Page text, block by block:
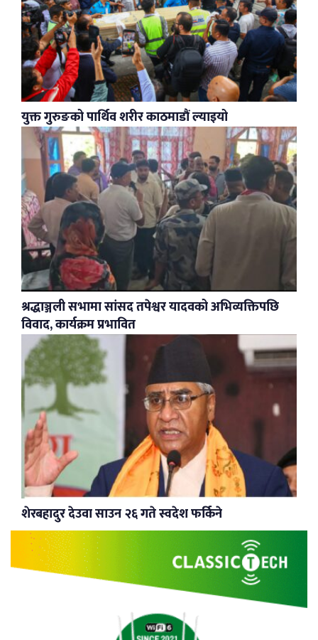
युक्त गुरुङको पार्थिव शरीर काठमाडौं ल्याइयो
श्रद्धाञ्जली सभामा सांसद तपेश्वर यादवको अभिव्यक्तिपछि
विवाद, कार्यक्रम प्रभावित
शेरबहादुर देउवा साउन २६ गते स्वदेश फर्किने